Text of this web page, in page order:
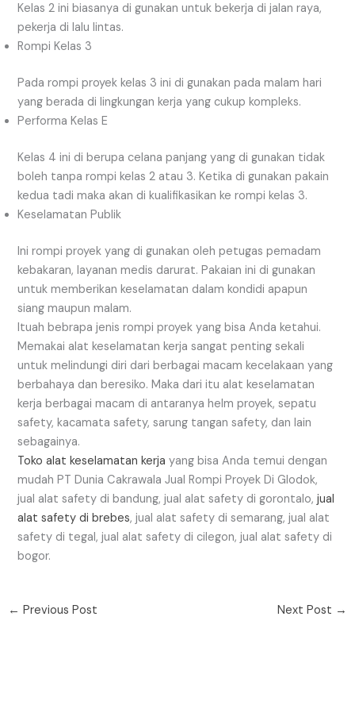
Kelas 2 ini biasanya di gunakan untuk bekerja di jalan raya,
pekerja di lalu lintas.
Rompi Kelas 3
Pada rompi proyek kelas 3 ini di gunakan pada malam hari
yang berada di lingkungan kerja yang cukup kompleks.
Performa Kelas E
Kelas 4 ini di berupa celana panjang yang di gunakan tidak
boleh tanpa rompi kelas 2 atau 3. Ketika di gunakan pakain
kedua tadi maka akan di kualifikasikan ke rompi kelas 3.
Keselamatan Publik
Ini rompi proyek yang di gunakan oleh petugas pemadam
kebakaran, layanan medis darurat. Pakaian ini di gunakan
untuk memberikan keselamatan dalam kondidi apapun
siang maupun malam.
Ituah bebrapa jenis rompi proyek yang bisa Anda ketahui.
Memakai alat keselamatan kerja sangat penting sekali
untuk melindungi diri dari berbagai macam kecelakaan yang
berbahaya dan beresiko. Maka dari itu alat keselamatan
kerja berbagai macam di antaranya helm proyek, sepatu
safety, kacamata safety, sarung tangan safety, dan lain
sebagainya.
Toko alat keselamatan kerja yang bisa Anda temui dengan
mudah PT Dunia Cakrawala Jual Rompi Proyek Di Glodok,
jual alat safety di bandung, jual alat safety di gorontalo,jual
alat safety di brebes, jual alat safety di semarang, jual alat
safety di tegal, jual alat safety di cilegon, jual alat safety di
bogor.
← Previous Post Next Post →